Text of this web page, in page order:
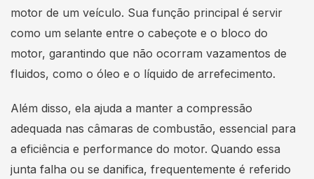
motor de um veículo. Sua função principal é servir
como um selante entre o cabeçote e o bloco do
motor, garantindo que não ocorram vazamentos de
fluidos, como o óleo e o líquido de arrefecimento.
Além disso, ela ajuda a manter a compressão
adequada nas câmaras de combustão, essencial para
a eficiência e performance do motor. Quando essa
junta falha ou se danifica, frequentemente é referido